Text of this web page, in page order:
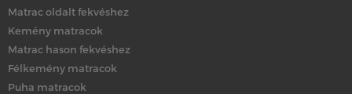
Matrac oldalt fekvéshez
Kemény matracok
Matrac hason fekvéshez
Félkemény matracok
Puha matracok